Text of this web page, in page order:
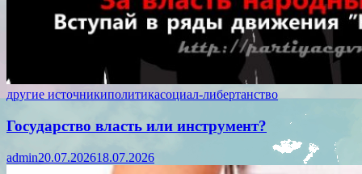
другие источникиполитикасоциал-либертанство
Государство власть или инструмент?
admin20.07.202618.07.2026